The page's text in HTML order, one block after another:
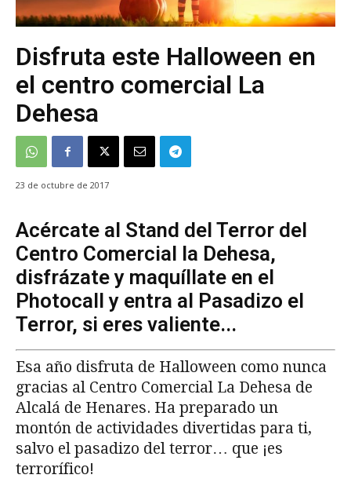
Disfruta este Halloween en
el centro comercial La
Dehesa
23 de octubre de 2017
Acércate al Stand del Terror del
Centro Comercial la Dehesa,
disfrázate y maquíllate en el
Photocall y entra al Pasadizo el
Terror, si eres valiente...
Esa año disfruta de Halloween como nunca
gracias al Centro Comercial La Dehesa de
Alcalá de Henares. Ha preparado un
montón de actividades divertidas para ti,
salvo el pasadizo del terror… que ¡es
terrorífico!